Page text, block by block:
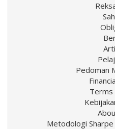
Pedoman
Terms
Metodologi